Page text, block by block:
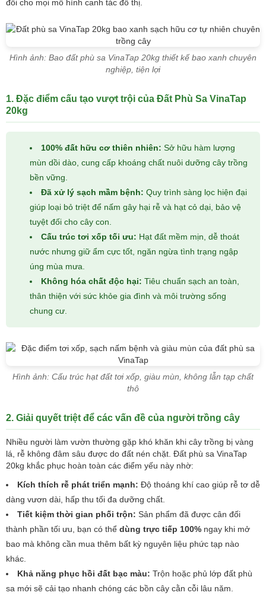
đối cho mọi mô hình canh tác đô thị.
Hình ảnh: Bao đất phù sa VinaTap 20kg thiết kế bao xanh chuyên
nghiệp, tiện lợi
1. Đặc điểm cấu tạo vượt trội của Đất Phù Sa VinaTap
20kg
100% đất hữu cơ thiên nhiên: Sở hữu hàm lượng
mùn dồi dào, cung cấp khoáng chất nuôi dưỡng cây trồng
bền vững.
Đã xử lý sạch mầm bệnh: Quy trình sàng lọc hiện đại
giúp loại bỏ triệt để nấm gây hại rễ và hạt cỏ dại, bảo vệ
tuyệt đối cho cây con.
Cấu trúc tơi xốp tối ưu: Hạt đất mềm mịn, dễ thoát
nước nhưng giữ ẩm cực tốt, ngăn ngừa tình trạng ngập
úng mùa mưa.
Không hóa chất độc hại: Tiêu chuẩn sạch an toàn,
thân thiện với sức khỏe gia đình và môi trường sống
chung cư.
Hình ảnh: Cấu trúc hạt đất tơi xốp, giàu mùn, không lẫn tạp chất
thô
2. Giải quyết triệt để các vấn đề của người trồng cây
Nhiều người làm vườn thường gặp khó khăn khi cây trồng bị vàng
lá, rễ không đâm sâu được do đất nén chặt. Đất phù sa VinaTap
20kg khắc phục hoàn toàn các điểm yếu này nhờ:
Kích thích rễ phát triển mạnh: Độ thoáng khí cao giúp rễ tơ dễ
dàng vươn dài, hấp thu tối đa dưỡng chất.
Tiết kiệm thời gian phối trộn: Sản phẩm đã được cân đối
thành phần tối ưu, bạn có thể dùng trực tiếp 100% ngay khi mở
bao mà không cần mua thêm bất kỳ nguyên liệu phức tạp nào
khác.
Khả năng phục hồi đất bạc màu: Trộn hoặc phủ lớp đất phù
sa mới sẽ cải tạo nhanh chóng các bồn cây cằn cỗi lâu năm.